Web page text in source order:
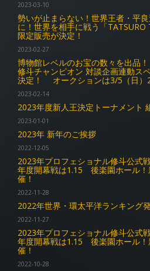
2023-03-10
勢いが止まらない！世界王者・平
に！世界を相手に戦う「
限定販売が決定！
2023-02-27
博物館レベルのお宝の数々を出品
修斗チャンピオン 対談企画連動ス
決定！ オークションは3/5（日）
2023-02-14
2023年度新人王決定トーナメント
2023-01-01
2023年 新年のご挨拶
2022-12-05
2023年プロフェショナル修斗公
年度開幕戦は1.15 後楽園ホール！
催！
2022-11-28
2022年世界・環太平洋ランキング
2022-11-27
2023年プロフェショナル修斗公
年度開幕戦は1.15 後楽園ホール！
催！
2022-10-28